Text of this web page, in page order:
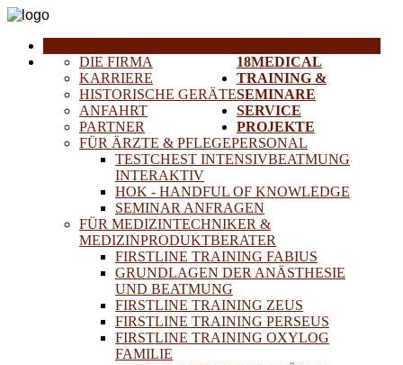
18MEDICAL
DIE FIRMA
KARRIERE
HISTORISCHE GERÄTE
ANFAHRT
PARTNER
TRAINING &
SEMINARE
FÜR ÄRZTE & PFLEGEPERSONAL
TESTCHEST INTENSIVBEATMUNG
INTERAKTIV
HOK - HANDFUL OF KNOWLEDGE
SEMINAR ANFRAGEN
FÜR MEDIZINTECHNIKER &
MEDIZINPRODUKTBERATER
FIRSTLINE TRAINING FABIUS
GRUNDLAGEN DER ANÄSTHESIE
UND BEATMUNG
FIRSTLINE TRAINING ZEUS
FIRSTLINE TRAINING PERSEUS
FIRSTLINE TRAINING OXYLOG
FAMILIE
SERVICE
PROJEKTE